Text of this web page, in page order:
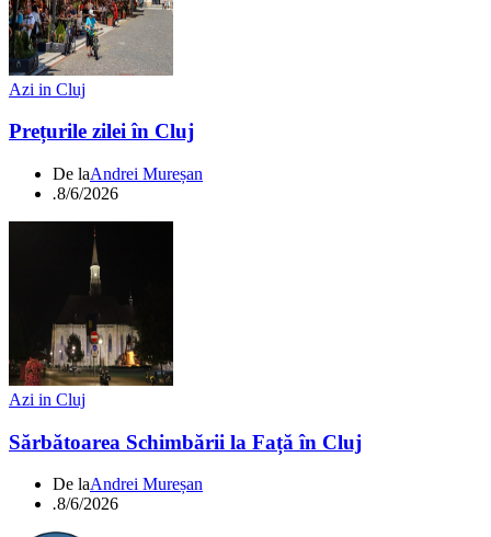
Azi in Cluj
Prețurile zilei în Cluj
De laAndrei Mureșan
.8/6/2026
Azi in Cluj
Sărbătoarea Schimbării la Față în Cluj
De laAndrei Mureșan
.8/6/2026